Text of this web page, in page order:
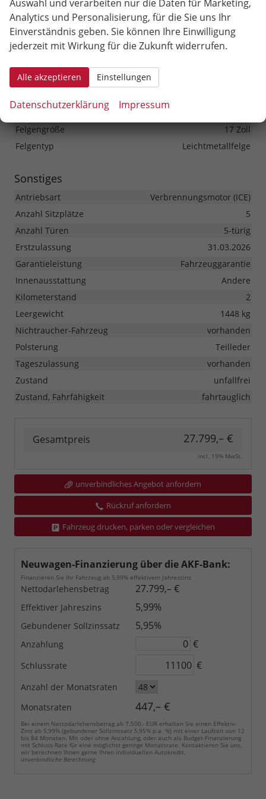
(Heckscheibe und hintere Seitenscheiben abgedunkelt)
Räder & Technik
Fahrwerk- und Regelungssysteme
Antiblockiersystem (ABS), Elektronisches Stabilitäts-
Programm (ESP), Traktionskontrolle (ASR/CTS/ETS),
Reifendruckkontrolle
Felgengröße
17 Zoll
Felgentyp
Leichtmetallfelge
Sonstiges
Antriebsart
Verbrennungsmotor (ICE)
Anzahl Sitzplätze
5
Anzahl Türen
5-türig
Erstzulassung
31.03.2026
Garantieleistung
Fahrzeuggarantie
Innenausstattung
Andere
Kilometerstand
2
Leergewicht
1448 kg
Nichtraucher-Fahrzeug
vorhanden
Polsterung
Teilleder
Tageszulassung
vorhanden
Zustand
unfallfrei
Zustand, Fahrfähigkeit
fahrtauglich
Gesamtpreis 27.799,– €
incl. 19% MwSt.
unverbindliches Angebot anfordern
Rückruf anfordern
Fahrzeug drucken, parken oder vergleichen
Neuwagen-Finanzierung über die AKF-Bank:
Finanzieren Sie Ihr Fahrzeug ab 5,99% effektivem Jahreszins
Nettodarlehensbetrag 27.799,– €
Effektiver Jahreszins 5,99%
Gebundener Sollzinssatz 5,95%
Anzahlung €
Schlussrate €
Anzahl der Monatsraten
Monatsraten
447,– €
Bei einem Nettodarlehensbetrag ab 7.500,- EUR erhalten Sie einen Effektiv-
Zins ab 5,99% (gebundener Sollzinssatz 5,95% p.a. %) mit einer Laufzeit von 12
bis 84 Monaten. Mit oder ohne Anzahlung, oder auch als Budget-Finanzierung
mit Schluss-Rate für eine möglichst geringe Monatsrate. Kontaktieren Sie uns,
wir berechnen Ihnen gerne Ihren individuellen Autokredit.
unverbindliche Berechnung
Auswahl und verarbeiten nur die Daten für Marketing,
Analytics und Personalisierung, für die Sie uns Ihr
Einverständnis geben. Sie können Ihre Einwilligung
jederzeit mit Wirkung für die Zukunft widerrufen.
Alle akzeptieren Einstellungen
Datenschutzerklärung Impressum